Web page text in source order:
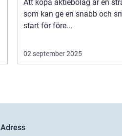
Att köpa aktiebolag är en
som kan ge en snabb och
start för före...
02 september 2025
Adress